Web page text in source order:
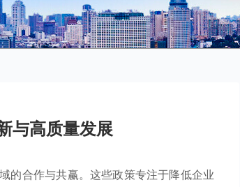
与高质量发展
的合作与共赢。这些政策专注于降低企业